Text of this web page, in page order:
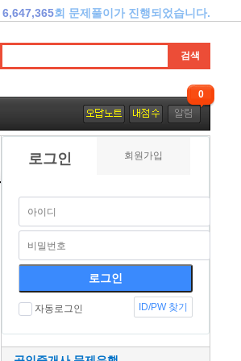
6,647,365회 문제풀이가 진행되었습니다.
0
로그인 회원가입
자동로그인 ID/PW 찾기